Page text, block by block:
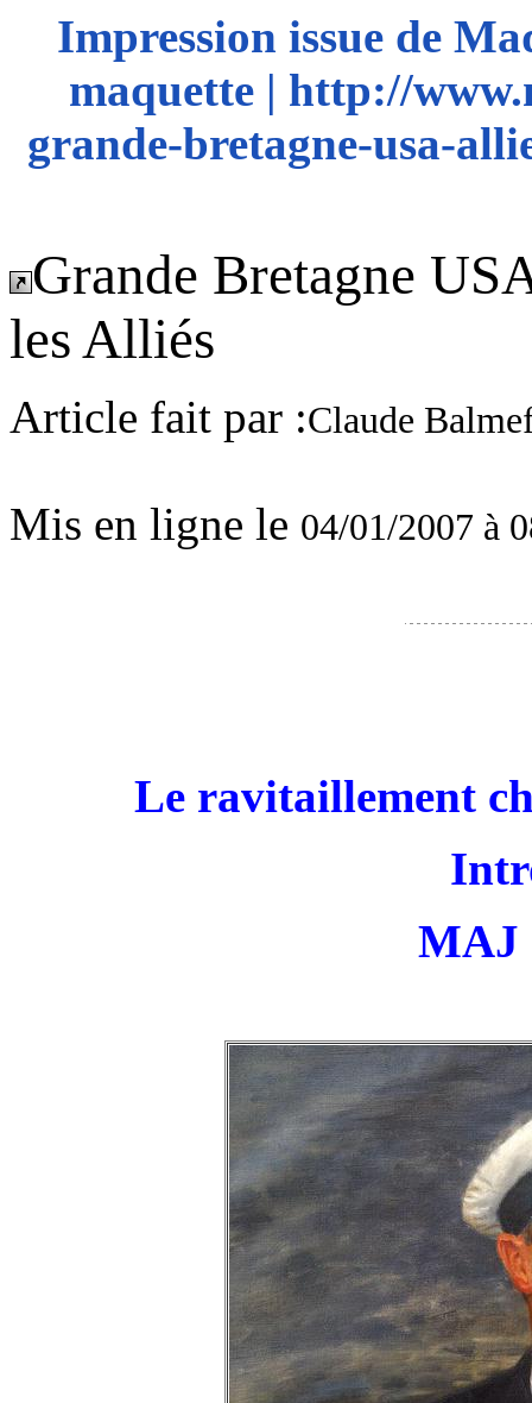
Impression issue de
maquette | http://
grande-bretagne-usa-
Grande Bretagne
les Alliés
Article fait par :Claude
Mis en ligne le 04/01/2007 à
Le ravitaillement
MAJ